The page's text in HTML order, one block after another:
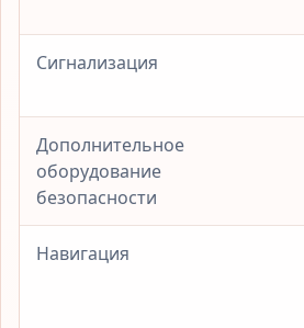
Сигнализация
Дополнительное
оборудование
безопасности
Навигация